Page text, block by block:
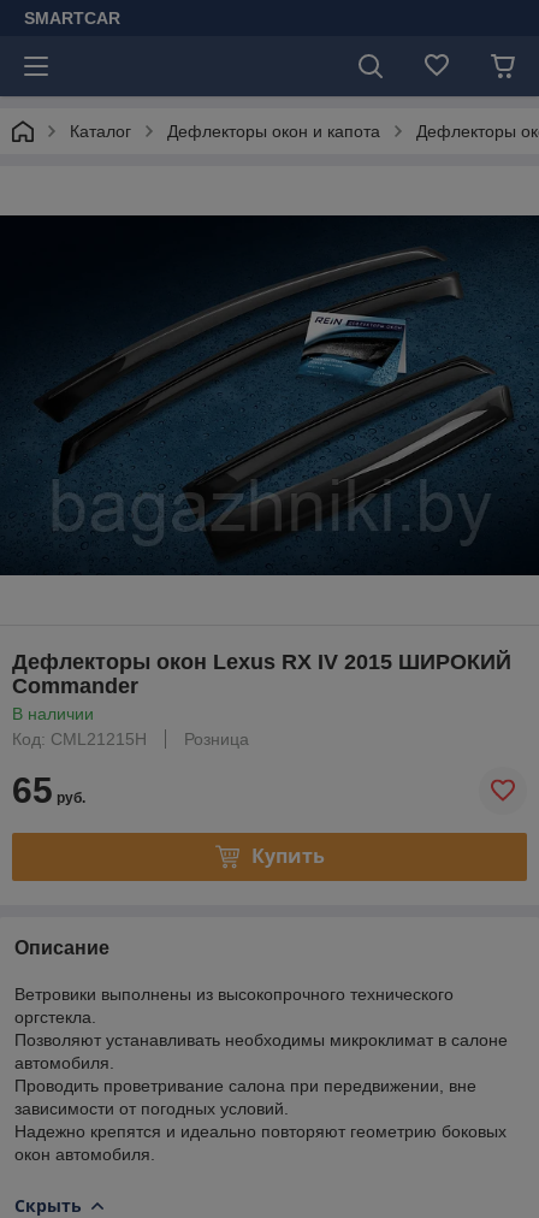
SMARTCAR
Каталог Дефлекторы окон и капота Дефлекторы
Дефлекторы окон Lexus RХ IV 2015 ШИРОКИЙ
Commander
В наличии
Код: CML21215H
Розница
65 руб.
Купить
Описание
Ветровики выполнены из высокопрочного технического
оргстекла.
Позволяют устанавливать необходимы микроклимат в салоне
автомобиля.
Проводить проветривание салона при передвижении, вне
зависимости от погодных условий.
Надежно крепятся и идеально повторяют геометрию боковых
окон автомобиля.
Скрыть